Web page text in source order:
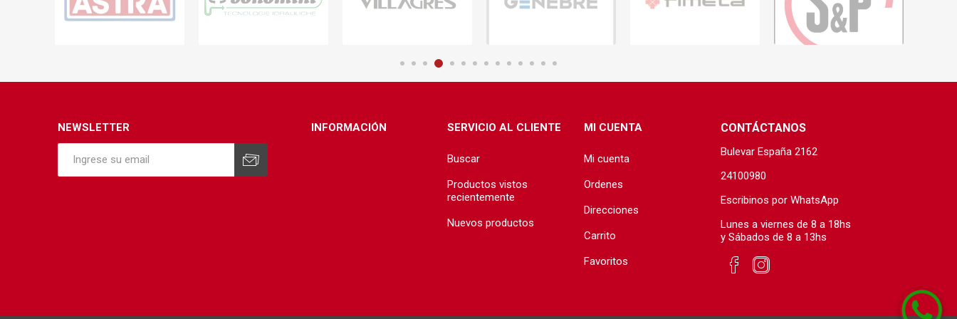
Cerámica y porcelanato
TODA LA GRIFERÍA
Precio de Envío por zonas
Ofertas
NEWSLETTER INFORMACIÓN SERVICIO AL CLIENTE
Buscar
Productos vistos
recientemente
Nuevos productos
MI CUENTA
Mi cuenta
Ordenes
Direcciones
Carrito
Favoritos
CONTÁCTANOS
Bulevar España 2162
24100980
Escribinos por WhatsApp
Lunes a viernes de 8 a 18hs
y Sábados de 8 a 13hs